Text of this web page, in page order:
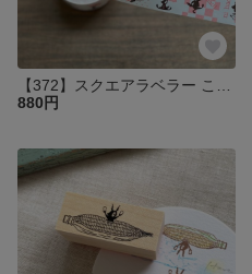
880円